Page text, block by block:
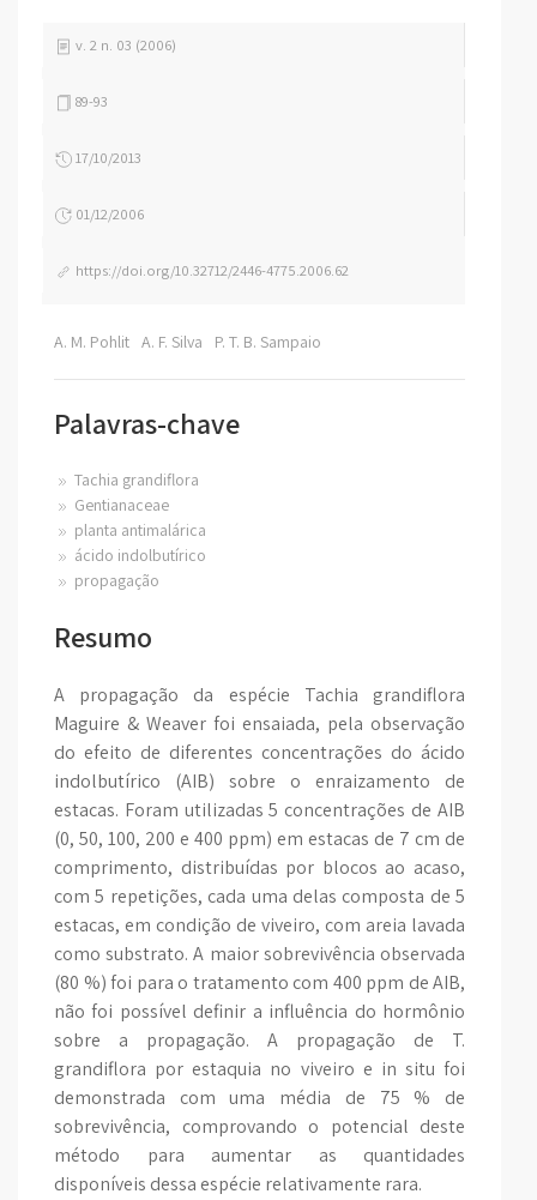
v. 2 n. 03 (2006)
89-93
17/10/2013
01/12/2006
https://doi.org/10.32712/2446-4775.2006.62
A. M. Pohlit A. F. Silva P. T. B. Sampaio
Palavras-chave
Tachia grandiflora
Gentianaceae
planta antimalárica
ácido indolbutírico
propagação
Resumo
A propagação da espécie Tachia grandiflora
Maguire & Weaver foi ensaiada, pela observação
do efeito de diferentes concentrações do ácido
indolbutírico (AIB) sobre o enraizamento de
estacas. Foram utilizadas 5 concentrações de AIB
(0, 50, 100, 200 e 400 ppm) em estacas de 7 cm de
comprimento, distribuídas por blocos ao acaso,
com 5 repetições, cada uma delas composta de 5
estacas, em condição de viveiro, com areia lavada
como substrato. A maior sobrevivência observada
(80 %) foi para o tratamento com 400 ppm de AIB,
não foi possível definir a influência do hormônio
sobre a propagação. A propagação de T.
grandiflora por estaquia no viveiro e in situ foi
demonstrada com uma média de 75 % de
sobrevivência, comprovando o potencial deste
método para aumentar as quantidades
disponíveis dessa espécie relativamente rara.